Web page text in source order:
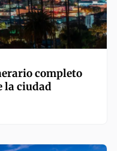
completo
la ciudad